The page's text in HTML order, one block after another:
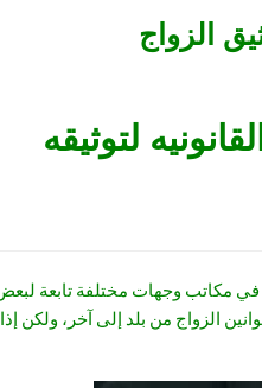
الزواج
لتوثيقه
مكاتب وجهات مختلفة تابعة
الزواج من بلد إلى آخر،